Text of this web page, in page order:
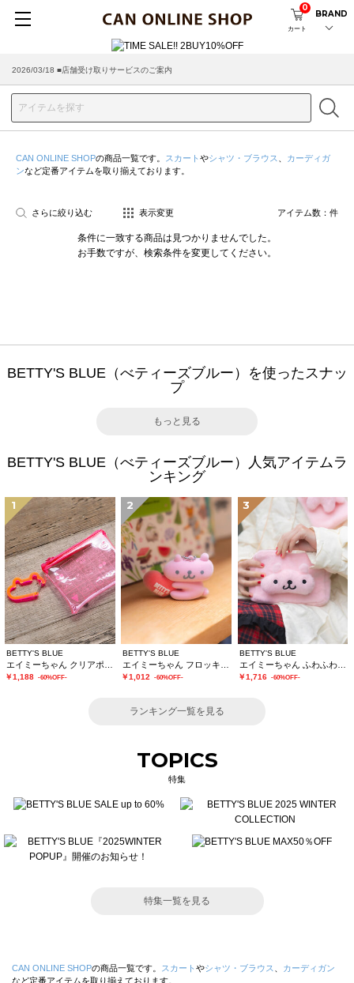
カート
0
BRAND
2026/03/18 ■店舗受け取りサービスのご案内
CAN ONLINE SHOPの商品一覧です。 スカート やシャツ・ブラウス
カーディガ
ンなど定番アイテムを取り揃えております。
さらに絞り込む 表示変更 アイテム数： 件
条件に一致する商品は見つかりませんでした。
お手数ですが、検索条件を変更してください。
BETTY'S BLUE（べティーズブルー）を使ったスナッ
プ
もっと見る
BETTY'S BLUE（べティーズブルー）人気アイテムラ
ンキング
1
BETTY'S BLUE
￥1,188 -60%OFF-
2
BETTY'S BLUE
￥1,012 -60%OFF-
3
BETTY'S BLUE
エイミーちゃん ふわふわショルダーバッグ
￥1,716 -60%OFF-
ランキング一覧を見る
TOPICS
特集
特集一覧を見る
CAN ONLINE SHOPの商品一覧です。 スカート やシャツ・ブラウス
カーディガン
など定番アイテムを取り揃えております。